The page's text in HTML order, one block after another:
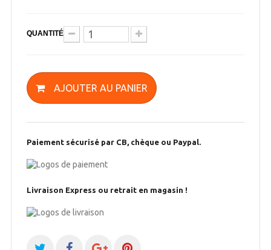
QUANTITÉ
AJOUTER AU PANIER
Paiement sécurisé par CB, chèque ou Paypal.
Livraison Express ou retrait en magasin !